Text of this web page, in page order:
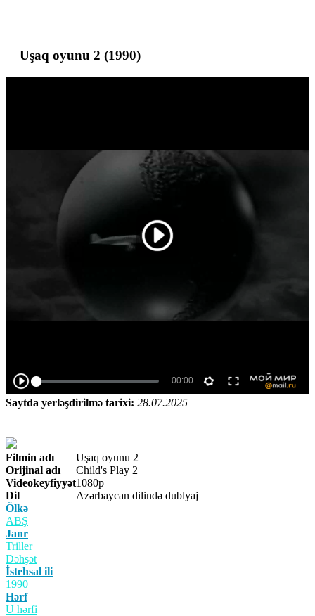
Uşaq oyunu 2 (1990)
Saytda yerləşdirilmə tarixi: 28.07.2025
Filmin adı
Uşaq oyunu 2
Orijinal adı
Child's Play 2
Videokeyfiyyət1080p
Dil
Azərbaycan dilində dublyaj
Ölkə
ABŞ
Janr
Triller
Dəhşət
İstehsal ili
1990
Hərf
U hərfi